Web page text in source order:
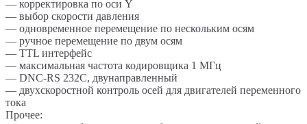
— корректировка по оси Y
— выбор скорости давления
— одновременное перемещение по нескольким осям
— ручное перемещение по двум осям
— TTL интерфейс
— максимальная частота кодировщика 1 МГц
— DNC-RS 232C, двунаправленный
— двухскоростной контроль осей для двигателей переменного
тока
Прочее: